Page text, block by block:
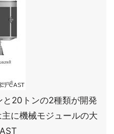
20トンの2種類が開発
に機械モジュールの大